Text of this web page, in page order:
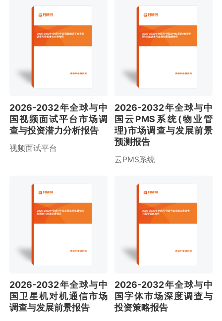
2026-2032年全球与中国视频面试平台市场
调查与投资潜力分析报告
2026-2032年全球与中
国视频面试平台市场调
查与投资潜力分析报告
视频面试平台
2026-2032年全球与中国云PMS系统(物业管
理)市场调查与发展前景预测报告
2026-2032年全球与中
国云PMS系统(物业管
理)市场调查与发展前景
预测报告
云PMS系统
2026-2032年全球与中国卫星机对机通信市
场调查与发展前景报告
2026-2032年全球与中
国卫星机对机通信市场
调查与发展前景报告
2026-2032年全球与中国字体市场深度调查
与投资策略报告
2026-2032年全球与中
国字体市场深度调查与
投资策略报告